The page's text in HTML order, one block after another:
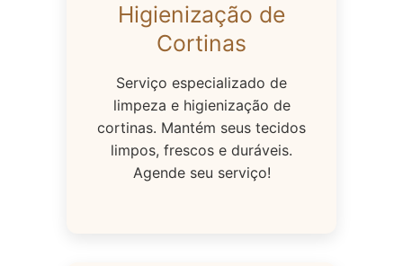
Higienização de
Cortinas
Serviço especializado de
limpeza e higienização de
cortinas. Mantém seus tecidos
limpos, frescos e duráveis.
Agende seu serviço!